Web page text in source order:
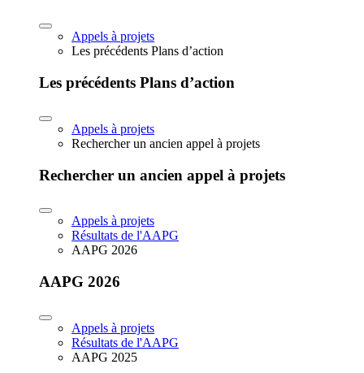
Appels à projets
Les précédents Plans d’action
Les précédents Plans d’action
Appels à projets
Rechercher un ancien appel à projets
Rechercher un ancien appel à projets
Appels à projets
Résultats de l'AAPG
AAPG 2026
AAPG 2026
Appels à projets
Résultats de l'AAPG
AAPG 2025